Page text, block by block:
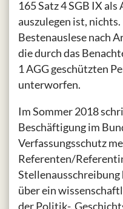
165 Satz 4 SGB IX
auszulegen ist,
Bestenauslese nach
die durch das
1 AGG geschützten
unterworfen.
Im Sommer 2018
Beschäftigung im
Verfassungsschutz
Referenten/
Stellenausschreibung
über ein
der Politik-,